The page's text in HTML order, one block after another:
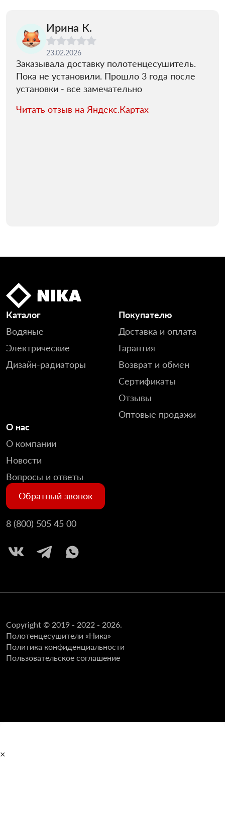
Ирина К.
23.02.2026
Заказывала доставку полотенцесушитель.
Пока не установили. Прошло 3 года после
установки - все замечательно
Читать отзыв на Яндекс.Картах
Каталог
Водяные
Электрические
Дизайн-радиаторы
Покупателю
Доставка и оплата
Гарантия
Возврат и обмен
Сертификаты
Отзывы
Оптовые продажи
О нас
О компании
Новости
Вопросы и ответы
Обратный звонок
8 (800) 505 45 00
Copyright © 2019 - 2022 - 2026.
Полотенцесушители «Ника»
Политика конфиденциальности
Пользовательское соглашение
×